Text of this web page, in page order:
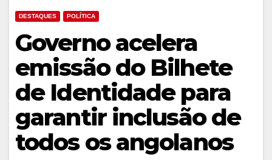
DESTAQUES POLÍTICA
Governo acelera
emissão do Bilhete
de Identidade para
garantir inclusão de
todos os angolanos